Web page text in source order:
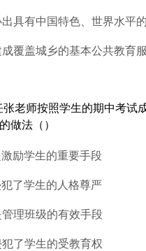
具有中国特色、世界水平
覆盖城乡的基本公共教育
张老师按照学生的期中考试
做法（）
励学生的重要手段
了学生的人格尊严
理班级的有效手段
了学生的受教育权